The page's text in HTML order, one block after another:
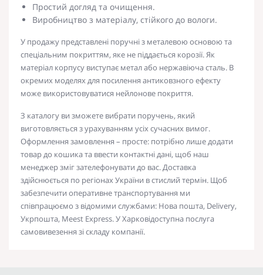
Простий догляд та очищення.
Виробництво з матеріалу, стійкого до вологи.
У продажу представлені поручні з металевою основою та
спеціальним покриттям, яке не піддається корозії. Як
матеріал корпусу виступає метал або нержавіюча сталь. В
окремих моделях для посилення антиковзного ефекту
може використовуватися нейлонове покриття.
З каталогу ви зможете вибрати поручень, який
виготовляється з урахуванням усіх сучасних вимог.
Оформлення замовлення – просте: потрібно лише додати
товар до кошика та ввести контактні дані, щоб наш
менеджер зміг зателефонувати до вас.Доставка
здійснюється по регіонахУкраїни в стислий термін. Щоб
забезпечити оперативне транспортування ми
співпрацюємо з відомими службами: Нова пошта, Delivery,
Укрпошта, Meest Express. УХарковідоступна послуга
самовивезення зі складу компанії.